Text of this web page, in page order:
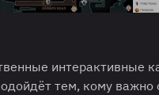
интерактивные
тем, кому